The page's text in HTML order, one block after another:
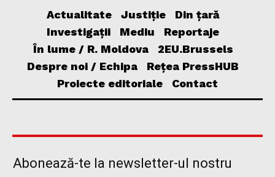
Actualitate Justiție
Din țară
Investigații
Mediu
Reportaje
În lume / R. Moldova
2EU.Brussels
Despre noi / Echipa
Rețea PressHUB
Proiecte editoriale
Contact
Abonează-te la newsletter-ul nostru